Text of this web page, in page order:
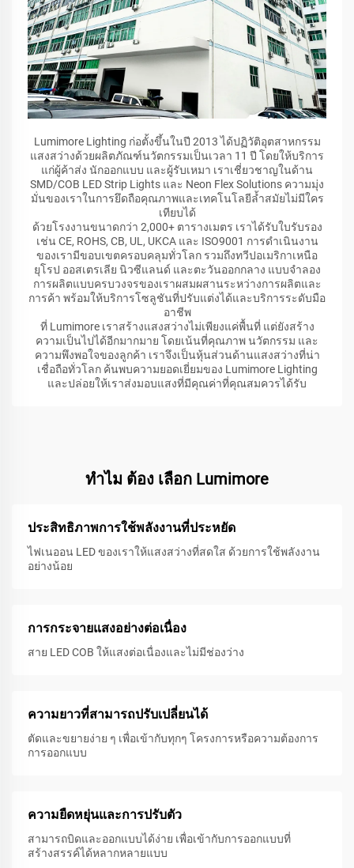
Lumimore Lighting ก่อตั้งขึ้นในปี 2013 ได้ปฏิวัติอุตสาหกรรม
แสงสว่างด้วยผลิตภัณฑ์นวัตกรรมเป็นเวลา 11 ปี โดยให้บริการ
แก่ผู้ค้าส่ง นักออกแบบ และผู้รับเหมา เราเชี่ยวชาญในด้าน
SMD/COB LED Strip Lights และ Neon Flex Solutions ความมุ่ง
มั่นของเราในการยึดถือคุณภาพและเทคโนโลยีล้ำสมัยไม่มีใคร
เทียบได้
ด้วยโรงงานขนาดกว่า 2,000+ ตารางเมตร เราได้รับใบรับรอง
เช่น CE, ROHS, CB, UL, UKCA และ ISO9001 การดำเนินงาน
ของเรามีขอบเขตครอบคลุมทั่วโลก รวมถึงทวีปอเมริกาเหนือ
ยุโรป ออสเตรเลีย นิวซีแลนด์ และตะวันออกกลาง แบบจำลอง
การผลิตแบบครบวงจรของเราผสมผสานระหว่างการผลิตและ
การค้า พร้อมให้บริการโซลูชันที่ปรับแต่งได้และบริการระดับมือ
อาชีพ
ที่ Lumimore เราสร้างแสงสว่างไม่เพียงแค่พื้นที่ แต่ยังสร้าง
ความเป็นไปได้อีกมากมาย โดยเน้นที่คุณภาพ นวัตกรรม และ
ความพึงพอใจของลูกค้า เราจึงเป็นหุ้นส่วนด้านแสงสว่างที่น่า
เชื่อถือทั่วโลก ค้นพบความยอดเยี่ยมของ Lumimore Lighting
และปล่อยให้เราส่งมอบแสงที่มีคุณค่าที่คุณสมควรได้รับ
ทําไม ต้อง เลือก Lumimore
ประสิทธิภาพการใช้พลังงานที่ประหยัด
ไฟเนออน LED ของเราให้แสงสว่างที่สดใส ด้วยการใช้พลังงาน
อย่างน้อย
การกระจายแสงอย่างต่อเนื่อง
สาย LED COB ให้แสงต่อเนื่องและไม่มีช่องว่าง
ความยาวที่สามารถปรับเปลี่ยนได้
ตัดและขยายง่าย ๆ เพื่อเข้ากับทุกๆ โครงการหรือความต้องการ
การออกแบบ
ความยืดหยุ่นและการปรับตัว
สามารถบิดและออกแบบได้ง่าย เพื่อเข้ากับการออกแบบที่
สร้างสรรค์ได้หลากหลายแบบ